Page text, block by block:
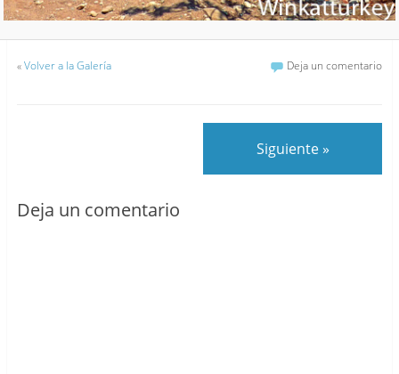
«Volver a la Galería Deja un comentario
Siguiente »
Deja un comentario